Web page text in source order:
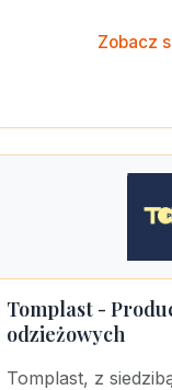
Zobacz
Tomplast -
odzieżowych
Tomplast, z